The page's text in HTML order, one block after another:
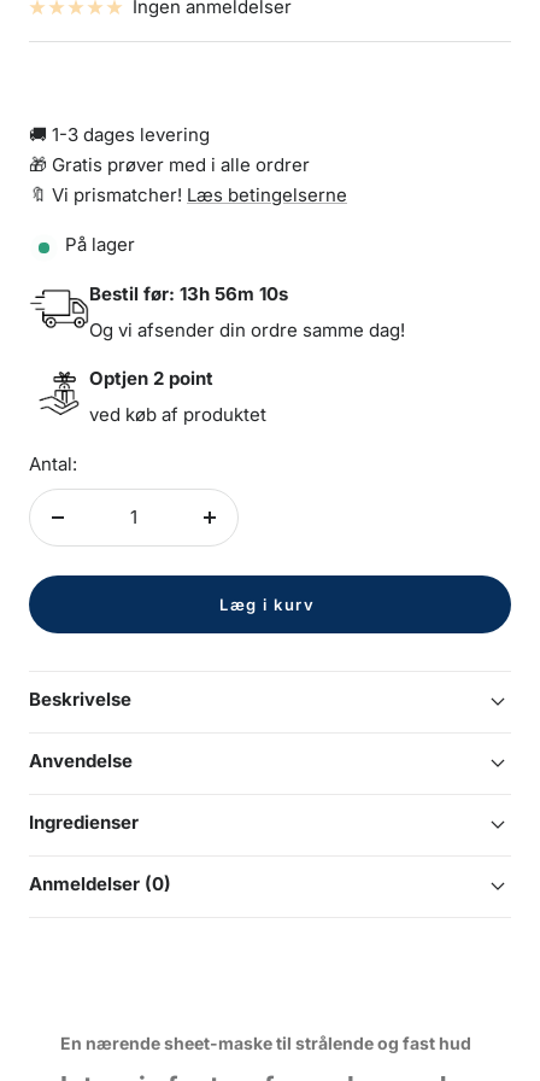
Ingen anmeldelser
🚚 1-3 dages levering
🎁 Gratis prøver med i alle ordrer
🔖 Vi prismatcher! Læs betingelserne
På lager
Bestil før: 13h 56m 10s
Og vi afsender din ordre samme dag!
Optjen 2 point
ved køb af produktet
Antal:
Formindsk
Forøg
Læg i kurv
Beskrivelse
Anvendelse
Ingredienser
Anmeldelser (0)
En nærende sheet-maske til strålende og fast hud